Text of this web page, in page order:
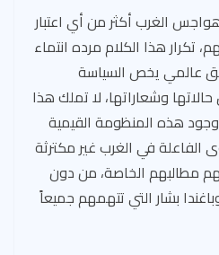
الغرب أكثر من أي اعتبار
تكرار هذا الكلام مرده انتماء
أفق عالمي يخص السياسة
وشعاراتها، لا تملك هذا
هذه المنظومة القيمية
في الغرب غير مكترثة
لهم مطالبهم الخاصة، من دون
بشار التي تتهمهم جميعاً